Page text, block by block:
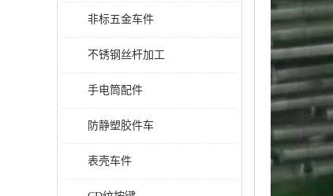
非标五金车件
不锈钢丝杆加工
手电筒配件
防静塑胶件车
表壳车件